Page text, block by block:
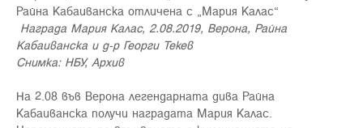
Награда Мария Калас, 2.08.2019, Верона, Райна
Кабаиванска и д-р Георги Текев
Снимка: НБУ, Архив
На 2.08 във Верона легендарната дива Райна
Кабаиванска получи наградата Мария Калас.